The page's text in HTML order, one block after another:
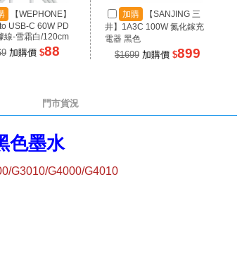
【WEPHONE】
USB-C 60W PD
線-雪霜白/120cm
加購價 $88
加購
【SANJING 三
井】1A3C 100W 氮化鎵充
電器 黑色
$1699 加購價 $899
門市貨況
色墨水
G3010/G4000/G4010